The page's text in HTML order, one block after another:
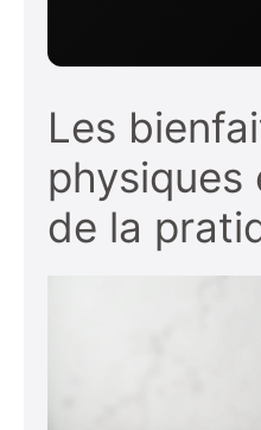
Les
physiques
de la